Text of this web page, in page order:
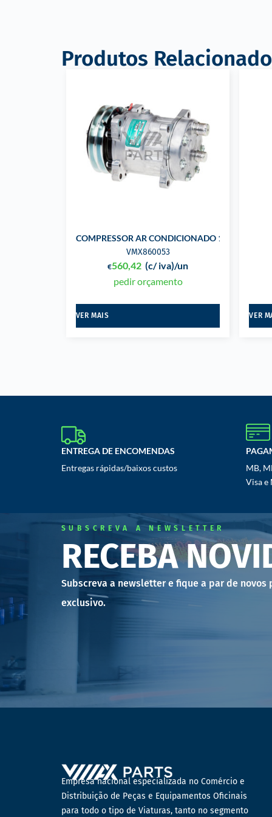
Produtos
COMPRESSOR AR CONDICIONADO 12V
VMX860053
€560,42 (c/ iva)/un
pedir orçamento
VER MAIS VER
ENTREGA DE ENCOMENDAS
Entregas rápidas/baixos custos
MB,
Visa e
SUBSCREVA A NEWSLETTER
RECEBA
Subscreva a newsletter e fique a par de
exclusivo.
Empresa nacional especializada no Comércio e
Distribuição de Peças e Equipamentos Oficinais
para todo o tipo de Viaturas, tanto no segmento